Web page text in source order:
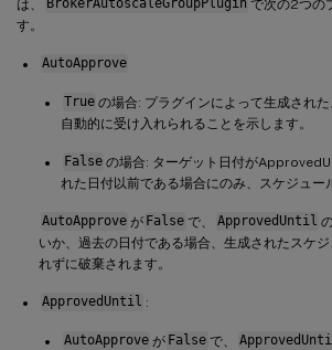
は、
BrokerAutoscaleGroupPlugin で次の2つの
す。
AutoApprove
True の場合: プラグインによって生成され
自動的に受け入れられることを示します。
False の場合: ターゲット日付が
れた日付以前である場合にのみ、スケジュー
AutoApprove が False で、 ApprovedUntil
いか、過去の日付である場合、生成されたスケ
れずに破棄されます。
ApprovedUntil :
AutoApprove が False で、